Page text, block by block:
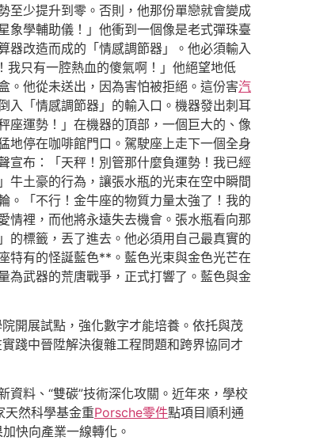
至少提升到零。否則，他那份單戀就會變成
象學輔助儀！」他衝到一個像是老式彈珠臺
器改造而成的「情感調節器」。他必須輸入
只有一腔熱血的傻氣啊！」他絕望地低
。他從未送出，因為害怕被拒絕。這份害汽
入「情感調節器」的輸入口。機器發出刺耳
座運勢！」在機器的頂部，一個巨大的、像
地停在咖啡館門口。駕駛座上走下一個全身
布：「天秤！別管那什麼負運勢！我已經
牛土豪的行為，讓張水瓶的光束在空中瞬間
。「不行！金牛座的物質力量太強了！我的
情裡，而他將永遠失去機會。張水瓶看向那
的標籤，丟了進去。他必須用自己最真實的
特有的怪誕藍色**。藍色光束與金色光芒在
為武器的荒唐戰爭，正式打響了。藍色與金
開展試點，強化數字才能培養。依托與茂
踐中晉陞解決復雜工程問題和跨界協同才
料、“雙碳”技術深化攻關。近年來，學校
天然科學基金重Porsche零件點項目順利通
快向產業一線轉化。